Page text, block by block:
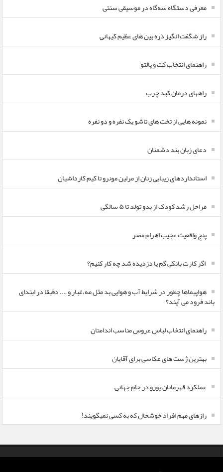
معرفی دستگاه سه‌گاه در موسیقی سنتی
راز شگفت انگیز ذره بین های عظیم کیهانی
راهنمای انتخاب کت و پالتو
راههای درمان کبد چرب
نمونه هایی از تخت های تاشو یک نفره و دو نفره
دعای زبان بند دشمنان
استانداردهای زیبایی زنان از مرلین مونرو تا کیم کارداشیان
مراحل رشد کودک از بدو تولد تا ۵ سالگی
پنج واقعیت عجیب اهرام مصر
اگر کارت بانکی گم یا دزدیده شد چه کار کنیم؟
هواپیماها چطور در شرایط آب و هوایی بد مثل مه،غبار و …. دقیقا در ابتدای
باند فرود می آیند؟
راهنمای انتخاب لباس عروس مناسب اندامتان
بهترین ژست های عکاسی برای آقایان
عملکرد قهرمانان یورو در جام جهانی
رازهای مهم افراد خوشحال که به کسی نمیگویند!